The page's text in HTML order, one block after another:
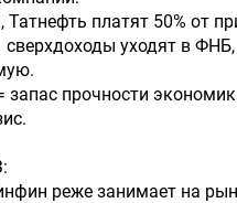
Татнефть платят 50% от
уходят в
прочности
реже занимает на